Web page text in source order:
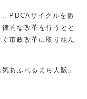
PDCAサイクルを徹
的な改革を行うとと
市政改革に取り組ん
あふれるまち大阪」